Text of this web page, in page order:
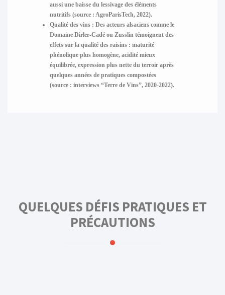
aussi une baisse du lessivage des éléments
nutritifs (source : AgroParisTech, 2022).
Qualité des vins: Des acteurs alsaciens comme le
Domaine Dirler-Cadé ou Zusslin témoignent des
effets sur la qualité des raisins : maturité
phénolique plus homogène, acidité mieux
équilibrée, expression plus nette du terroir après
quelques années de pratiques compostées
(source : interviews “Terre de Vins”, 2020-2022).
QUELQUES DÉFIS PRATIQUES ET
PRÉCAUTIONS